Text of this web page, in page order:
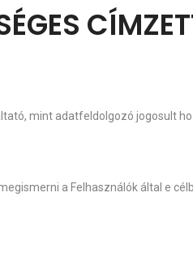
mint adatfeldolgozó jogosult
a Felhasználók által e